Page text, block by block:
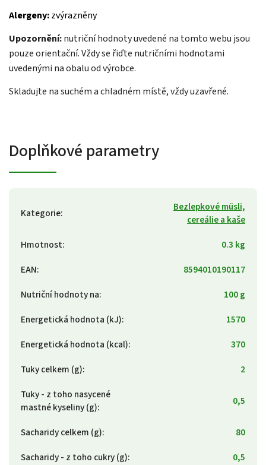
Alergeny:zvýrazněny
Upozornění:nutriční hodnoty uvedené na tomto webu jsou
pouze orientační. Vždy se řiďte nutričními hodnotami
uvedenými na obalu od výrobce.
Skladujte na suchém a chladném místě, vždy uzavřené.
Doplňkové parametry
Kategorie:
Bezlepkové müsli,
cereálie a kaše
Hmotnost:
0.3 kg
EAN:
8594010190117
Nutriční hodnoty na:
100 g
Energetická hodnota (kJ):
1570
Energetická hodnota (kcal):
370
Tuky celkem (g):
2
Tuky - z toho nasycené
mastné kyseliny (g): 0,5
Sacharidy celkem (g):
80
Sacharidy - z toho cukry (g):
0,5